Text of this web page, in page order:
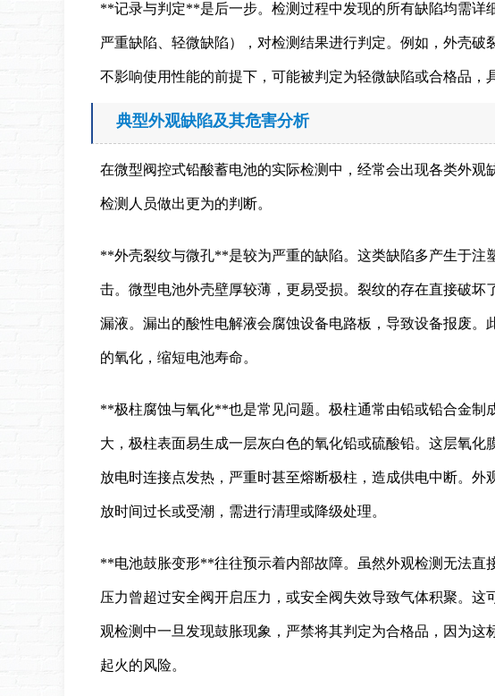
**记录与判定**是后一步。检测过程中发现的所有缺陷均需详
严重缺陷、轻微缺陷），对检测结果进行判定。例如，外壳
不影响使用性能的前提下，可能被判定为轻微缺陷或合格品，
典型外观缺陷及其危害分析
在微型阀控式铅酸蓄电池的实际检测中，经常会出现各类外
检测人员做出更为的判断。
**外壳裂纹与微孔**是较为严重的缺陷。这类缺陷多产生于注
击。微型电池外壳壁厚较薄，更易受损。裂纹的存在直接破
漏液。漏出的酸性电解液会腐蚀设备电路板，导致设备报废
的氧化，缩短电池寿命。
**极柱腐蚀与氧化**也是常见问题。极柱通常由铅或铅合金制
大，极柱表面易生成一层灰白色的氧化铅或硫酸铅。这层氧
放电时连接点发热，严重时甚至熔断极柱，造成供电中断。
放时间过长或受潮，需进行清理或降级处理。
**电池鼓胀变形**往往预示着内部故障。虽然外观检测无法直
压力曾超过安全阀开启压力，或安全阀失效导致气体积聚。
观检测中一旦发现鼓胀现象，严禁将其判定为合格品，因为
起火的风险。